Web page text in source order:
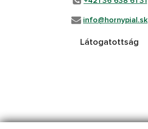
info@hornypial.sk
Látogatottság